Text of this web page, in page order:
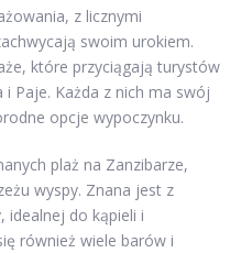
z licznymi
swoim urokiem.
które przyciągają turystów
i Paje. Każda z nich ma swój
opcje wypoczynku.
plaż na Zanzibarze,
wyspy. Znana jest z
idealnej do kąpieli i
również wiele barów i